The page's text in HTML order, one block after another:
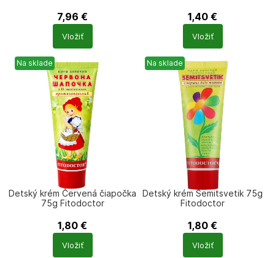
7,96 €
Počet
produktů
Vložiť
1,40 €
Počet
produktů
Vložiť
Na sklade
Detský krém Červená čiapočka
75g Fitodoctor
1,80 €
Počet
produktů
Vložiť
Na sklade
Detský krém Semitsvetik 75g
Fitodoctor
1,80 €
Počet
produktů
Vložiť